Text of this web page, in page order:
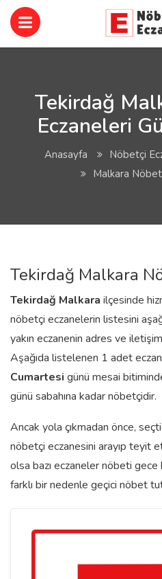
Tekirdağ
Eczaneleri
Anasayfa Nöbetçi
Malkara
Tekirdağ Malkara
Tekirdağ Malkara ilçesinde
nöbetçi eczanelerin listesini
yakın eczanenin adres ve
Aşağıda listelenen 1 adet
Cumartesi günü mesai
günü sabahına kadar nöbetçidir.
Ancak yola çıkmadan önce,
nöbetçi eczanesini arayıp teyit
olsa bazı eczaneler nöbeti
farklı bir nedenle geçici nöbet